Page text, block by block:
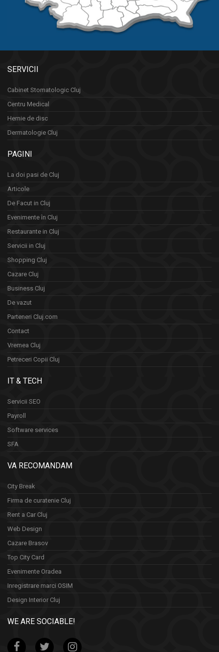
SERVICII
Cabinet Stomatologic Cluj
Centru Medical
Hernie de disc
Dermatologie Cluj
PAGINI
La doi pasi de Cluj
Articole
De Facut in Cluj
Evenimente în Cluj
Restaurante in Cluj
Servicii in Cluj
Shopping Cluj
Cazare Cluj
Business Cluj
De vazut
Parteneri Cluj.com
Contact
Vremea Cluj
Petreceri Copii Cluj
IT & TECH
Servicii SEO
Payroll
Software services
SFA
VA RECOMANDAM
City Break
Firma de curatenie Cluj
Rent a Car Cluj
Web Design
Cazare Brasov
Top City Card
Evenimente Oradea
Inregistrare marci OSIM
Design Interior Cluj
WE ARE SOCIABLE!